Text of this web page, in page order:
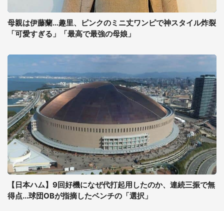
母親は伊藤蘭...趣里、ピンクのミニ丈ワンピで神スタイル炸裂
「可愛すぎる」「最高で最強の母娘」
【日本ハム】9回好機になぜ代打起用したのか、連続三振で無
得点...球団OBが指摘したベンチの「選択」